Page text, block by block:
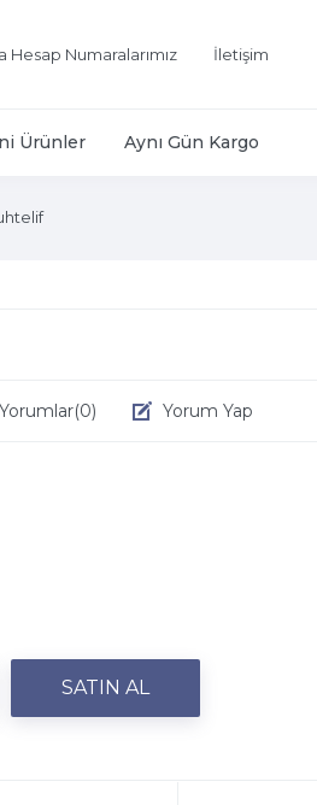
Hesap Numaralarımız İletişim
Ürünler Aynı Gün Kargo
Yorumlar(0) Yorum Yap